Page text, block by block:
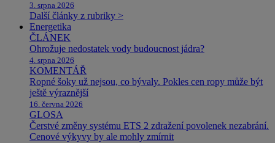
3. srpna 2026
Další články z rubriky >
Energetika
ČLÁNEK
Ohrožuje nedostatek vody budoucnost jádra?
4. srpna 2026
KOMENTÁŘ
Ropné šoky už nejsou, co bývaly. Pokles cen ropy může být
ještě výraznější
16. června 2026
GLOSA
Čerstvé změny systému ETS 2 zdražení povolenek nezabrání.
Cenové výkyvy by ale mohly zmírnit